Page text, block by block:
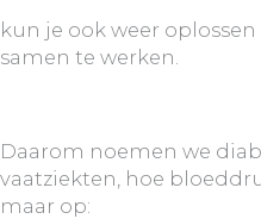
kun je ook weer
samen te werken.
Daarom noemen we
vaatziekten, hoe
maar op: